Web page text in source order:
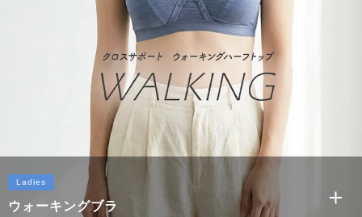
Ladies
ウォーキングブラ